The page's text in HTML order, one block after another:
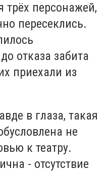
трёх персонажей,
пересеклись.
отказа забита
приехали из
в глаза, такая
не
к театру.
- отсутствие